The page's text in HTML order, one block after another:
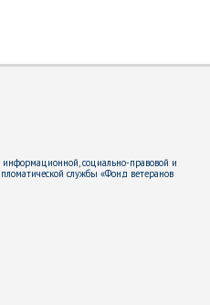
социально-правовой и
службы «Фонд ветеранов